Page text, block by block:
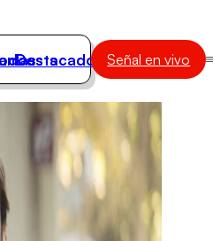
Destacados Señal en vivo